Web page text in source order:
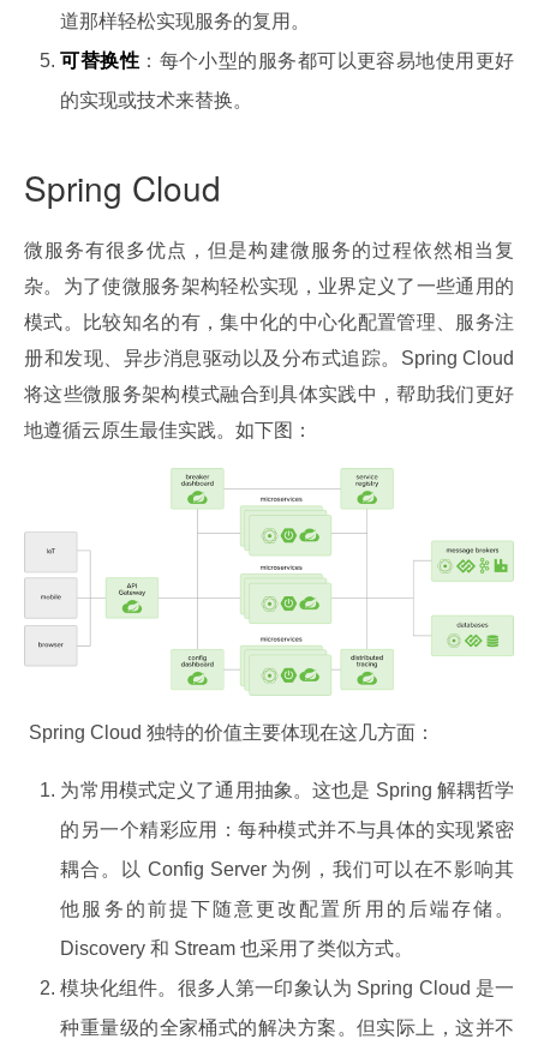
道那样轻松实现服务的复用。
可替换性 ：每个小型的服务都可以更容易地使用更好
的实现或技术来替换。
Spring Cloud
微服务有很多优点，但是构建微服务的过程依然相当复
杂。为了使微服务架构轻松实现，业界定义了一些通用的
模式。比较知名的有，集中化的中心化配置管理、服务注
册和发现、异步消息驱动以及分布式追踪。Spring Cloud
将这些微服务架构模式融合到具体实践中，帮助我们更好
地遵循云原生最佳实践。如下图：
Spring Cloud 独特的价值主要体现在这几方面：
为常用模式定义了通用抽象。这也是 Spring 解耦哲学
的另一个精彩应用：每种模式并不与具体的实现紧密
耦合。以 Config Server 为例，我们可以在不影响其
他服务的前提下随意更改配置所用的后端存储。
Discovery 和 Stream 也采用了类似方式。
模块化组件。很多人第一印象认为 Spring Cloud 是一
种重量级的全家桶式的解决方案。但实际上，这并不